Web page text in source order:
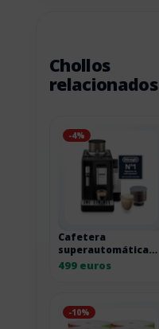
Chollos
relacionados
-4%
Cafetera
superautomática
De’Longhi Rivelia
499 euros
-10%